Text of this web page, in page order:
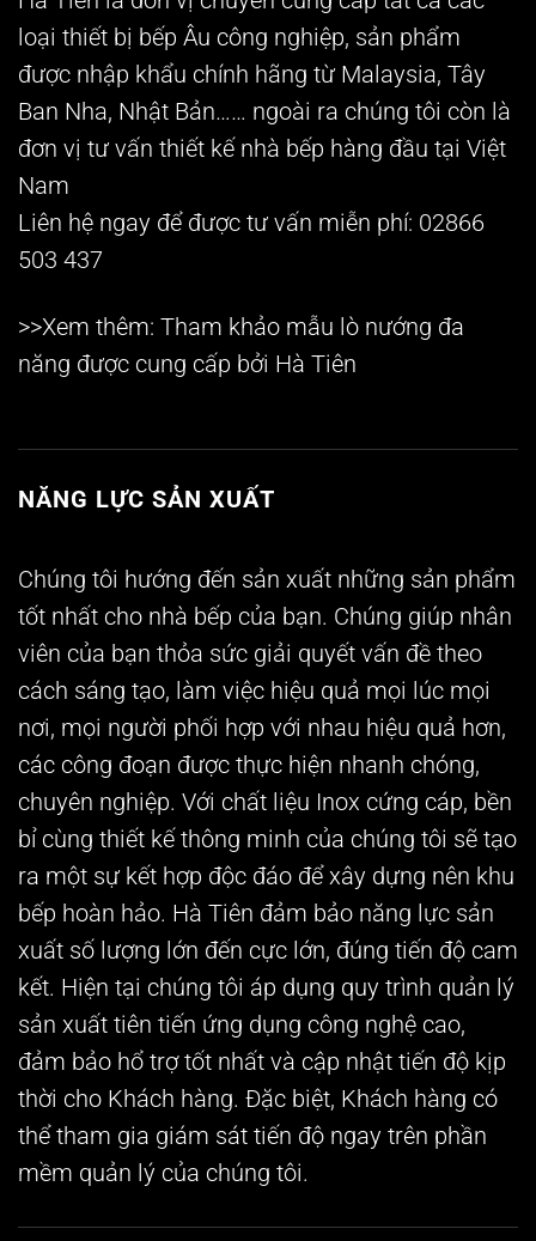
loại thiết bị bếp Âu công nghiệp, sản phẩm
được nhập khẩu chính hãng từ Malaysia, Tây
Ban Nha, Nhật Bản…… ngoài ra chúng tôi còn là
đơn vị tư vấn thiết kế nhà bếp hàng đầu tại Việt
Nam
Liên hệ ngay để được tư vấn miễn phí: 02866
503 437
>>Xem thêm: Tham khảo mẫu lò nướng đa
năng được cung cấp bởi Hà Tiên
NĂNG LỰC SẢN XUẤT
Chúng tôi hướng đến sản xuất những sản phẩm
tốt nhất cho nhà bếp của bạn. Chúng giúp nhân
viên của bạn thỏa sức giải quyết vấn đề theo
cách sáng tạo, làm việc hiệu quả mọi lúc mọi
nơi, mọi người phối hợp với nhau hiệu quả hơn,
các công đoạn được thực hiện nhanh chóng,
chuyên nghiệp. Với chất liệu Inox cứng cáp, bền
bỉ cùng thiết kế thông minh của chúng tôi sẽ tạo
ra một sự kết hợp độc đáo để xây dựng nên khu
bếp hoàn hảo. Hà Tiên đảm bảo năng lực sản
xuất số lượng lớn đến cực lớn, đúng tiến độ cam
kết. Hiện tại chúng tôi áp dụng quy trình quản lý
sản xuất tiên tiến ứng dụng công nghệ cao,
đảm bảo hổ trợ tốt nhất và cập nhật tiến độ kịp
thời cho Khách hàng. Đặc biệt, Khách hàng có
thể tham gia giám sát tiến độ ngay trên phần
mềm quản lý của chúng tôi.